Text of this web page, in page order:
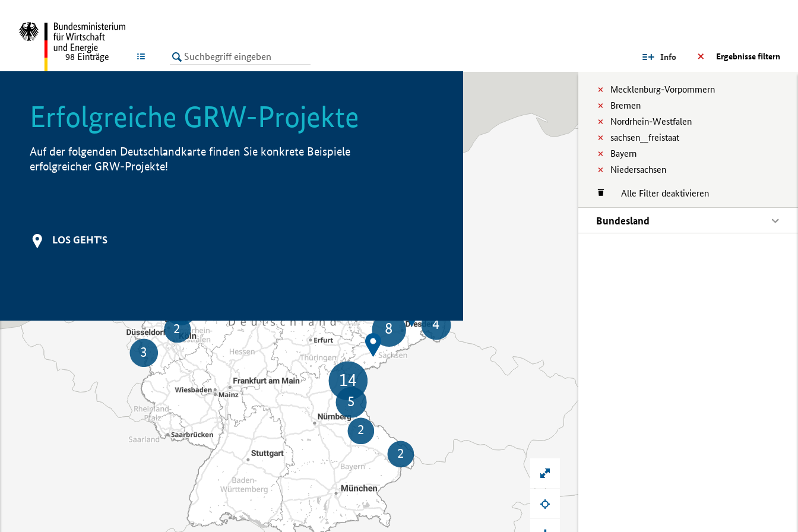
LISTE Ergebnisse filtern
Info
Mecklenburg-Vorpommern
Bremen
Nordrhein-Westfalen
sachsen__freistaat
Bayern
Niedersachsen
Alle Filter deaktivieren
Bundesland
98 Einträge
Erfolgreiche GRW-Projekte
Auf der folgenden Deutschlandkarte finden Sie konkrete Beispiele
erfolgreicher GRW-Projekte!
LOS GEHT'S